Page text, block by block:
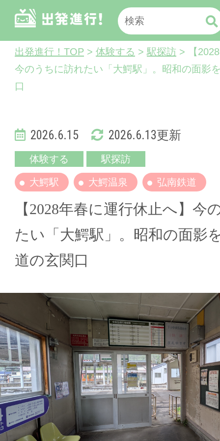
出発進行！TOP > 体験する > 駅探訪 > 【
今のうちに訪れたい「大鰐駅」。昭和の面影
口
2026.6.15 2026.6.13更新
体験する 駅探訪
大鰐駅 大鰐温泉 弘南鉄道
【2028年春に運行休止へ】今
たい「大鰐駅」。昭和の面影
道の玄関口